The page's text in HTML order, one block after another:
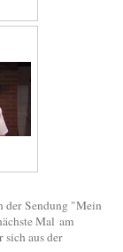
der Sendung "Mein
Mal am
aus der